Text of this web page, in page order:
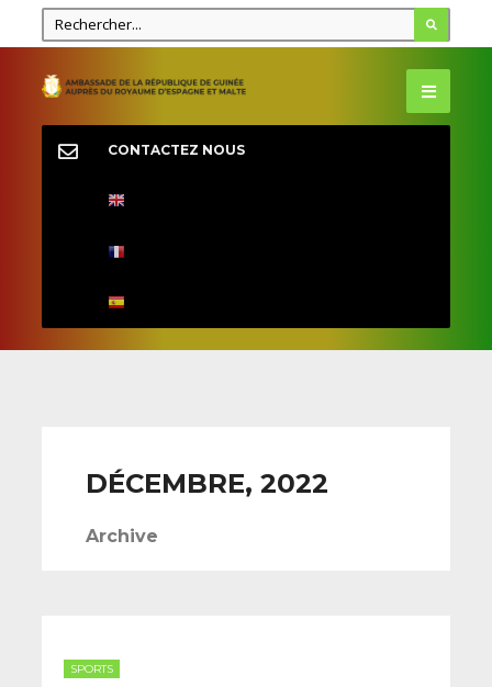
CONTACTEZ NOUS
DÉCEMBRE, 2022
Archive
SPORTS